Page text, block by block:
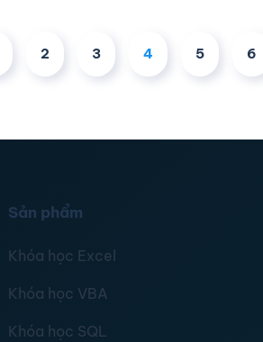
2 3 4 5 6
Sản phẩm
Khóa học Excel
Khóa học VBA
Khóa học SQL